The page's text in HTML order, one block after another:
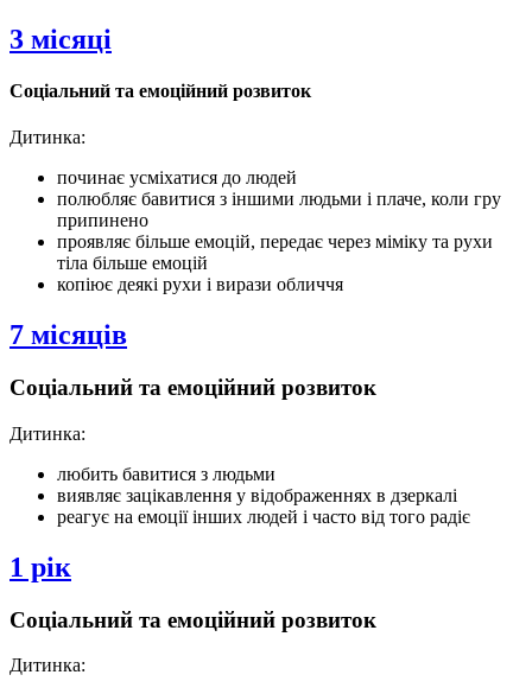
3 місяці
Соціальний та емоційний розвиток
Дитинка:
починає усміхатися до людей
полюбляє бавитися з іншими людьми і плаче, коли гру
припинено
проявляє більше емоцій, передає через міміку та рухи
тіла більше емоцій
копіює деякі рухи і вирази обличчя
7 місяців
Соціальний та емоційний розвиток
Дитинка:
любить бавитися з людьми
виявляє зацікавлення у відображеннях в дзеркалі
реагує на емоції інших людей і часто від того радіє
1 рік
Соціальний та емоційний розвиток
Дитинка: